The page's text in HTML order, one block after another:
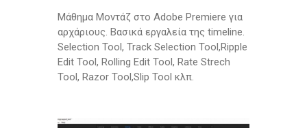
Μάθημα Μοντάζ στο Adobe Premiere για
αρχάριους. Βασικά εργαλεία της timeline.
Selection Tool, Track Selection Tool,Ripple
Edit Tool, Rolling Edit Tool, Rate Strech
Tool, Razor Tool,Slip Tool κλπ.